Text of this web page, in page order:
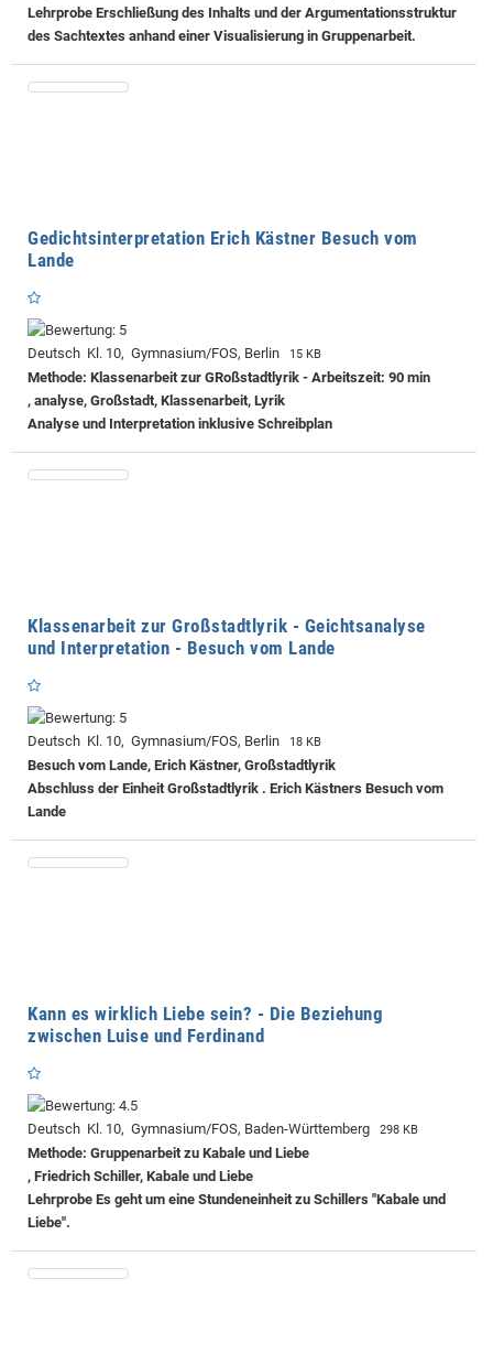
Lehrprobe Erschließung des Inhalts und der Argumentationsstruktur
des Sachtextes anhand einer Visualisierung in Gruppenarbeit.
Gedichtsinterpretation Erich Kästner Besuch vom
Lande
Deutsch Kl. 10, Gymnasium/FOS, Berlin 15 KB
Methode: Klassenarbeit zur GRoßstadtlyrik - Arbeitszeit: 90 min
, analyse, Großstadt, Klassenarbeit, Lyrik
Analyse und Interpretation inklusive Schreibplan
Klassenarbeit zur Großstadtlyrik - Geichtsanalyse
und Interpretation - Besuch vom Lande
Deutsch Kl. 10, Gymnasium/FOS, Berlin 18 KB
Besuch vom Lande, Erich Kästner, Großstadtlyrik
Abschluss der Einheit Großstadtlyrik . Erich Kästners Besuch vom
Lande
Kann es wirklich Liebe sein? - Die Beziehung
zwischen Luise und Ferdinand
Deutsch Kl. 10, Gymnasium/FOS, Baden-Württemberg 298 KB
Methode: Gruppenarbeit zu Kabale und Liebe
, Friedrich Schiller, Kabale und Liebe
Lehrprobe Es geht um eine Stundeneinheit zu Schillers "Kabale und
Liebe".